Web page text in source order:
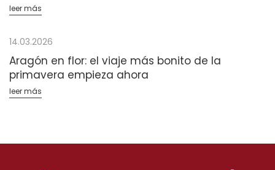
leer más
14.03.2026
Aragón en flor: el viaje más bonito de la
primavera empieza ahora
leer más